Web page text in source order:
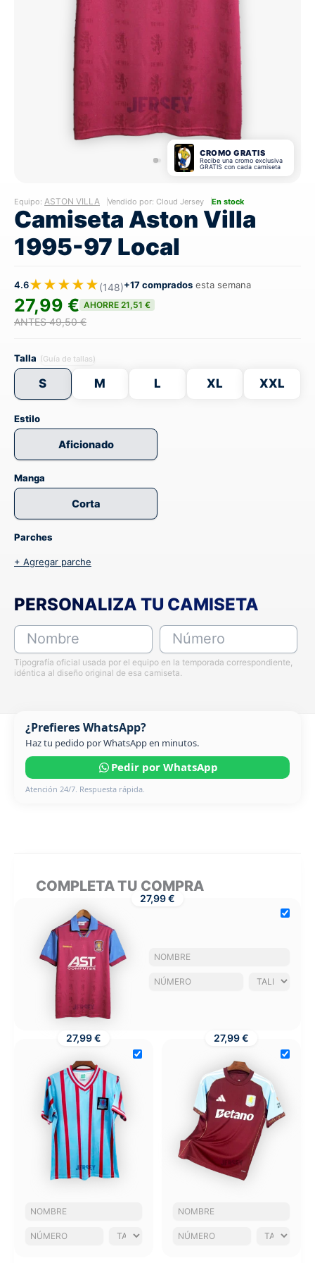
CROMO GRATIS
Recibe una cromo exclusiva
GRATIS con cada camiseta
Equipo: ASTON VILLA Vendido por: Cloud Jersey En stock
Camiseta Aston Villa
1995-97 Local
4.6★★★★★(148)+17 comprados esta semana
27,99 € AHORRE 21,51 €
ANTES 49,50 €
Talla (Guía de tallas)
S M L XL XXL
Estilo
Aficionado
Manga
Corta
Parches
+ Agregar parche
PERSONALIZA TU CAMISETA
Nombre Número
Tipografía oficial usada por el equipo en la temporada correspondiente,
idéntica al diseño original de esa camiseta.
¿Prefieres WhatsApp?
Haz tu pedido por WhatsApp en minutos.
Pedir por WhatsApp
Atención 24/7. Respuesta rápida.
COMPLETA TU COMPRA
27,99 €
27,99 € 27,99 €